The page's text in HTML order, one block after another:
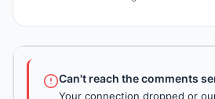
Can't reach the comments
Your connection dropped or